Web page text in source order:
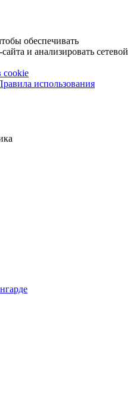
обеспечивать
и анализировать сетевой
cookie
использования